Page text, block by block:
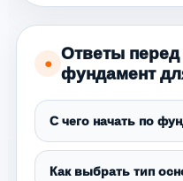
●
Ответы
фундамент
С чего начать по
Как выбрать тип